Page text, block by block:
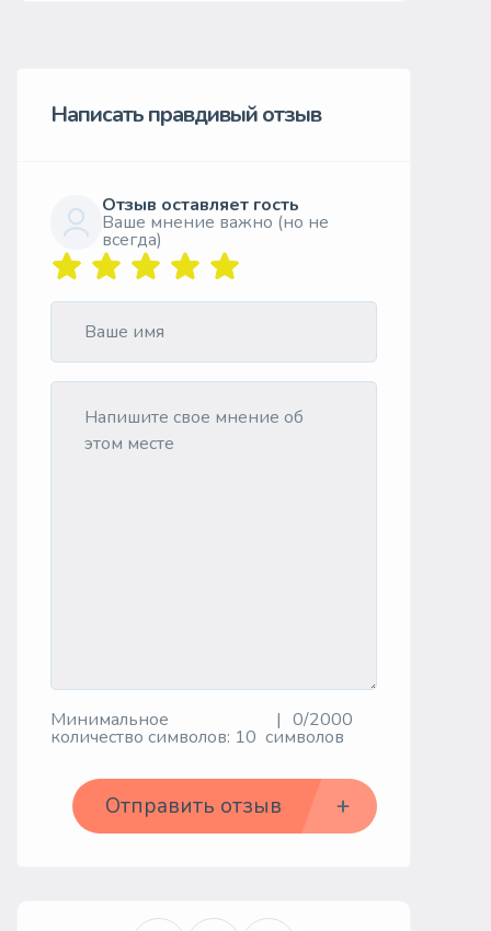
Написать правдивый отзыв
Отзыв оставляет гость
Ваше мнение важно (но не
всегда)
Минимальное
количество символов: 10
0/2000
символов
Отправить отзыв